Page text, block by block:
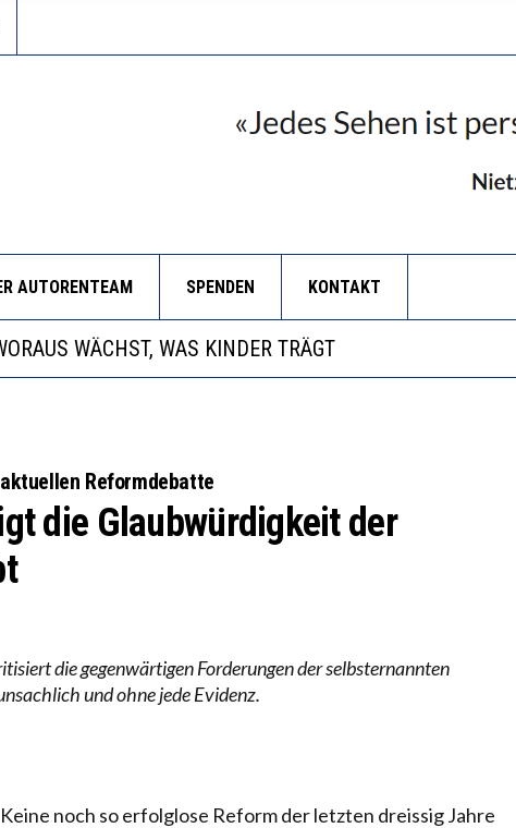
AUTORENTEAM SPENDEN KONTAKT
GANZE HILFLOSIGKEIT DES BILDUNGSBÜRGERTUMS
WÄCHST, WAS KINDER TRÄGT
BEOBACHTEN EINEN REGELRECHTEN STURZFLUG
Reformdebatte
die Glaubwürdigkeit der
die gegenwärtigen Forderungen der selbsternannten
und ohne jede Evidenz.
Keine noch so erfolglose Reform der letzten dreissig Jahre